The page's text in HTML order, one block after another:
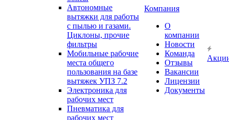
Автономные
вытяжки для работы
с пылью и газами.
Циклоны, прочие
фильтры
Мобильные рабочие
места общего
пользования на базе
вытяжек УПЗ 7.2
Электроника для
рабочих мест
Пневматика для
рабочих мест
Компания
О
компании
Новости
Команда
Отзывы
Вакансии
Лицензии
Документы